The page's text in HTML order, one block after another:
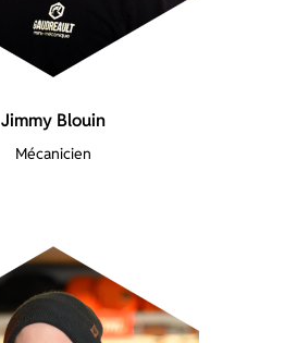
Jimmy Blouin
Mécanicien